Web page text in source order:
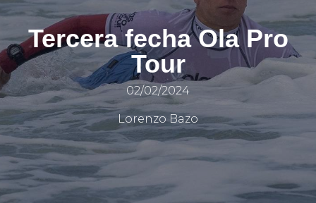
Tercera fecha Ola Pro
Tour
02/02/2024
Lorenzo Bazo